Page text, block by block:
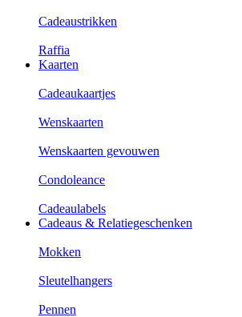
Cadeaustrikken
Raffia
Kaarten
Cadeaukaartjes
Wenskaarten
Wenskaarten gevouwen
Condoleance
Cadeaulabels
Cadeaus & Relatiegeschenken
Mokken
Sleutelhangers
Pennen